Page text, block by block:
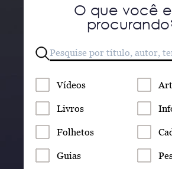
O que você
Vídeos
Livros
Folhetos
Guias